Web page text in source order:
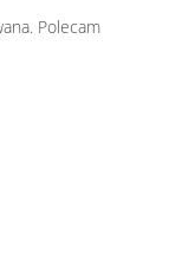
Polecam